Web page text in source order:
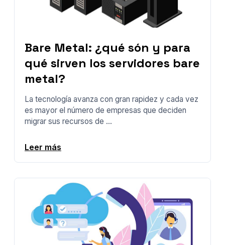
Bare Metal: ¿qué són y para
qué sirven los servidores bare
metal?
La tecnología avanza con gran rapidez y cada vez
es mayor el número de empresas que deciden
migrar sus recursos de ...
Leer más